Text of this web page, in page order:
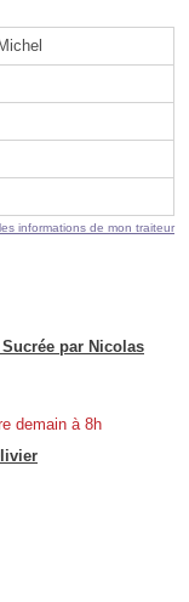
informations de mon traiteur
Sucrée par Nicolas
demain à 8h